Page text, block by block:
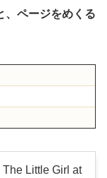
、ページをめくる
The Little Girl at